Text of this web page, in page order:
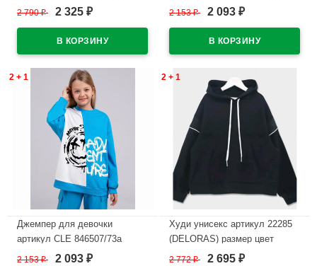
34/134-44/164 цвет голубой
2 790₽ 2 325 ₽
размер 32/128-42/158 цвет
2 153₽ 2 093 ₽
2 + 1
Джемпер для девочки
артикул CLE 846507/73а
размер 34/134-40/152 цвет
2 153₽ 2 093 ₽
2 + 1
Худи унисекс артикул 22285
(DELORAS) размер цвет
2 772₽ 2 695 ₽